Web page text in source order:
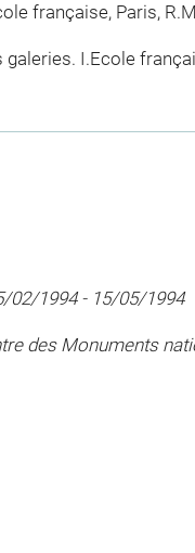
française, Paris,
I.Ecole
02/1994 - 15/05/1994
des Monuments